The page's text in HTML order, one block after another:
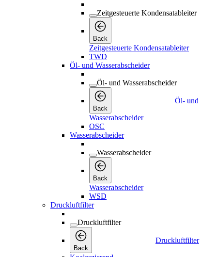
Zeitgesteuerte Kondensatableiter
Back
Zeitgesteuerte Kondensatableiter
TWD
Öl- und Wasserabscheider
Öl- und Wasserabscheider
Back
Öl- und
Wasserabscheider
OSC
Wasserabscheider
Wasserabscheider
Back
Wasserabscheider
WSD
Druckluftfilter
Druckluftfilter
Back
Druckluftfilter